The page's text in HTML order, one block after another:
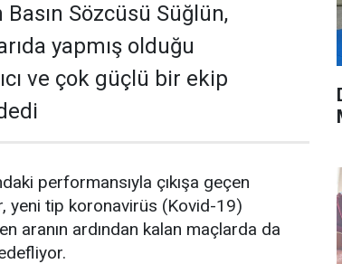
Sözcüsü Süğlün,
yapmış olduğu
ve çok güçlü bir ekip
performansıyla çıkışa geçen
yeni tip koronavirüs (Kovid-19)
aranın ardından kalan maçlarda da